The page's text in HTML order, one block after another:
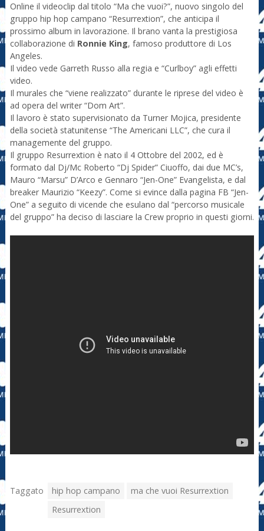
Online il videoclip dal titolo “Ma che vuoi?”, nuovo singolo del
gruppo hip hop campano “Resurrextion”, che anticipa il
prossimo album in lavorazione. Il brano vanta la prestigiosa
collaborazione di Ronnie King, famoso produttore di Los
Angeles.
Il video vede Garreth Russo alla regia e “Curlboy” agli effetti
video.
Il murales che “viene realizzato” durante le riprese del video è
ad opera del writer “Dom Art”.
Il lavoro è stato supervisionato da Turner Mojica, presidente
della società statunitense “The Americani LLC”, che cura il
managemente del gruppo.
Il gruppo Resurrextion è nato il 4 Ottobre del 2002, ed è
formato dal Dj/Mc Roberto “Dj Spider” Ciuoffo, dai due MC’s,
Mauro “Marsu” D’Arco e Gennaro “Jen-One” Evangelista, e dal
breaker Maurizio “Keezy”. Come si evince dalla pagina FB “Jen-
One” a seguito di vicende che esulano dal “percorso musicale
del gruppo” ha deciso di lasciare la Crew proprio in questi giorni.
Taggato hip hop campano
ma che vuoi Resurrextion
Resurrextion